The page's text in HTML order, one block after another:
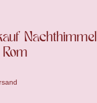
Nachthimmel